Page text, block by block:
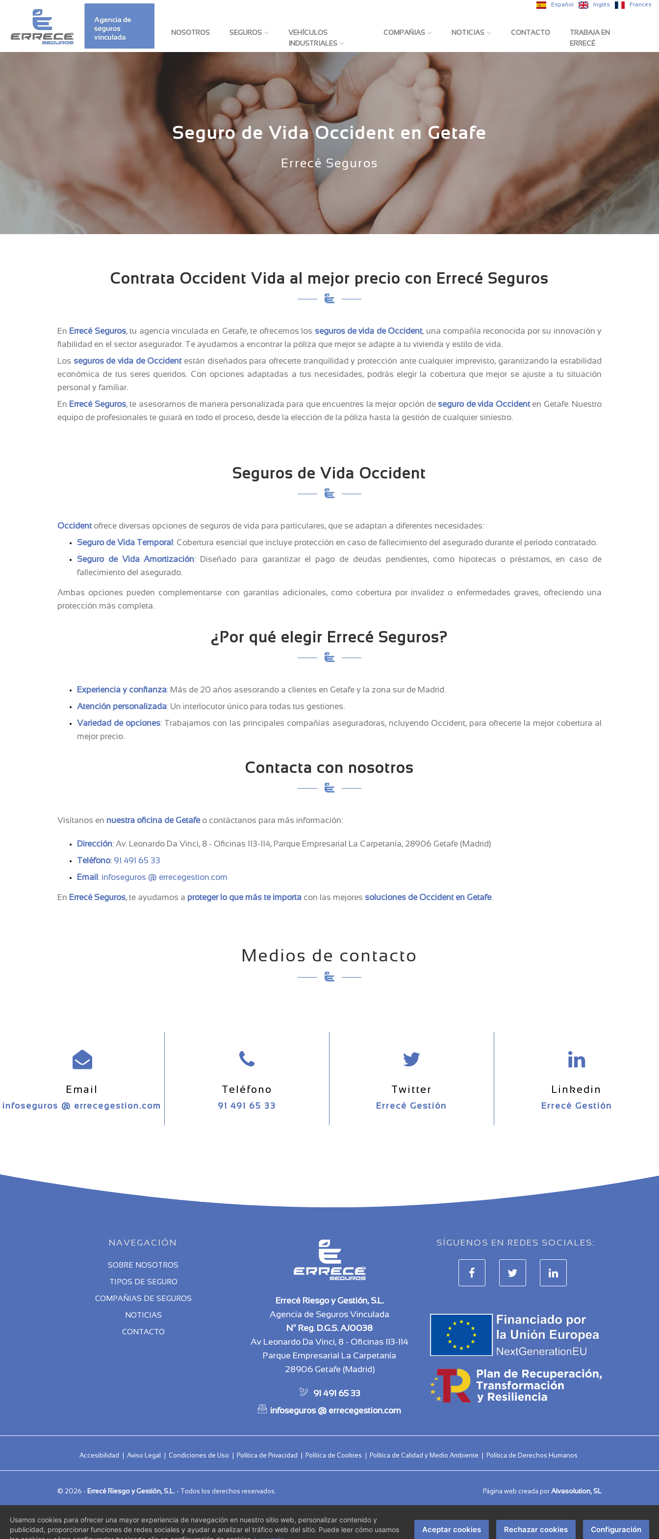
Español Inglés Francés
NOSOTROS SEGUROS
VEHÍCULOS
INDUSTRIALES
COMPAÑIAS NOTICIAS CONTACTO
TRABAJA EN
ERRECÉ
Seguro de Vida Occident en Getafe
Errecé Seguros
Contrata Occident Vida al mejor precio con Errecé Seguros
En Errecé Seguros, tu agencia vinculada en Getafe, te ofrecemos los seguros de vida de Occident, una compañía reconocida por su innovación y
fiabilidad en el sector asegurador. Te ayudamos a encontrar la póliza que mejor se adapte a tu vivienda y estilo de vida.
Los seguros de vida de Occidentestán diseñados para ofrecerte tranquilidad y protección ante cualquier imprevisto, garantizando la estabilidad
económica de tus seres queridos. Con opciones adaptadas a tus necesidades, podrás elegir la cobertura que mejor se ajuste a tu situación
personal y familiar.
En Errecé Seguros, te asesoramos de manera personalizada para que encuentres la mejor opción de seguro de vida Occidenten Getafe. Nuestro
equipo de profesionales te guiará en todo el proceso, desde la elección de la póliza hasta la gestión de cualquier siniestro.
Seguros de Vida Occident
Occidentofrece diversas opciones de seguros de vida para particulares, que se adaptan a diferentes necesidades:
Seguro de Vida Temporal: Cobertura esencial que incluye protección en caso de fallecimiento del asegurado durante el período contratado.
Seguro de Vida Amortización: Diseñado para garantizar el pago de deudas pendientes, como hipotecas o préstamos, en caso de
fallecimiento del asegurado.
Ambas opciones pueden complementarse con garantías adicionales, como cobertura por invalidez o enfermedades graves, ofreciendo una
protección más completa.
¿Por qué elegir Errecé Seguros?
Experiencia y confianza: Más de 20 años asesorando a clientes en Getafe y la zona sur de Madrid.
Atención personalizada: Un interlocutor único para todas tus gestiones.
Variedad de opciones: Trabajamos con las principales compañías aseguradoras, ncluyendo Occident, para ofrecerte la mejor cobertura al
mejor precio.
Contacta con nosotros
Visítanos en nuestra oficina de Getafeo contáctanos para más información:
Dirección: Av. Leonardo Da Vinci, 8 - Oficinas 113-114, Parque Empresarial La Carpetanía, 28906 Getafe (Madrid)
Teléfono: 91 491 65 33
Email: infoseguros @ errecegestion.com
En Errecé Seguros, te ayudamos a proteger lo que más te importa con las mejores soluciones de Occident en Getafe.
Medios de contacto
Email
infoseguros @ errecegestion.com
Teléfono
91 491 65 33
Twitter
Errecé Gestión
Linkedin
Errecé Gestión
NAVEGACIÓN
SOBRE NOSOTROS
TIPOS DE SEGURO
COMPAÑIAS DE SEGUROS
NOTICIAS
CONTACTO
Errecé Riesgo y Gestión, S.L.
Agencia de Seguros Vinculada
Nº Reg. D.G.S. AJ0038
Av Leonardo Da Vinci, 8 - Oficinas 113-114
Parque Empresarial La Carpetanía
28906 Getafe (Madrid)
91 491 65 33
infoseguros @ errecegestion.com
SÍGUENOS EN REDES SOCIALES:
Accesibilidad Aviso Legal Condiciones de Uso Política de Privacidad Política de Cookies Política de Calidad y Medio Ambiente Política de Derechos Humanos
© 2026 - Errecé Riesgo y Gestión, S.L. - Todos los derechos reservados. Página web creada por Alvasolution, SL
Usamos cookies para ofrecer una mayor experiencia de navegación en nuestro sitio web, personalizar contenido y
publicidad, proporcionar funciones de redes sociales y ayudar a analizar el tráfico web del sitio. Puede leer cómo usamos
Aceptar cookies Rechazar cookies Configuración